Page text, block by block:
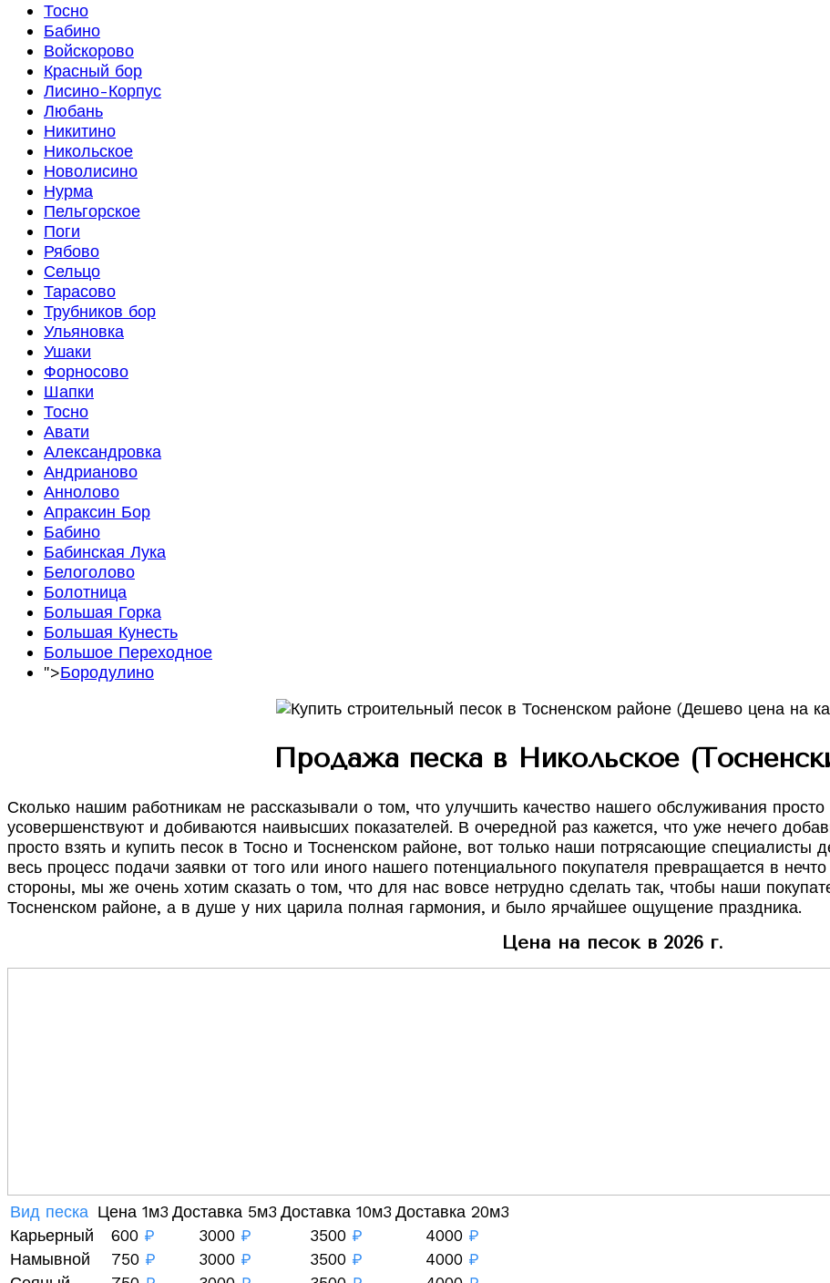
Тосно
Бабино
Войскорово
Красный бор
Лисино-Корпус
Любань
Никитино
Никольское
Новолисино
Нурма
Пельгорское
Поги
Рябово
Сельцо
Тарасово
Трубников бор
Ульяновка
Ушаки
Форносово
Шапки
Тосно
Авати
Александровка
Андрианово
Аннолово
Апраксин Бор
Бабино
Бабинская Лука
Белоголово
Болотница
Большая Горка
Большая Кунесть
Большое Переходное
">Бородулино
Продажа песка в Никольское
Сколько нашим работникам не рассказывали о том, что улучшить качество нашего обслуживания
усовершенствуют и добиваются наивысших показателей. В очередной раз кажется, что уже нечего
просто взять и купить песок в Тосно и Тосненском районе, вот только наши потрясающие специалисты
весь процесс подачи заявки от того или иного нашего потенциального покупателя превращается в
стороны, мы же очень хотим сказать о том, что для нас вовсе нетрудно сделать так, чтобы наши
Тосненском районе, а в душе у них царила полная гармония, и было ярчайшее ощущение праздника.
Цена на песок в 2026 г.
Вид песка Цена 1м3 Доставка 5м3 Доставка 10м3 Доставка 20м3
Карьерный
600 ₽ 3000 ₽ 3500 ₽ 4000 ₽
Намывной
750 ₽ 3000 ₽ 3500 ₽ 4000 ₽